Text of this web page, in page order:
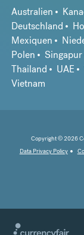
Australien
Deutschland
Mexiquen
Polen
Singapur
Thailand
UAE
Vietnam
Copyright © 2026
Data Privacy Policy